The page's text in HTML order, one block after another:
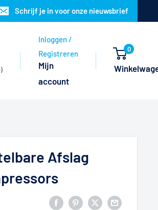
Schrijf je in voor onze nieuwsbrief
Inloggen /
Registreren
Mijn
account
0
Afslag